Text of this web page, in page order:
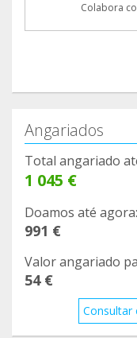
Colabora
Angariados
Total angariado
1 045 €
Doamos até agora:
991 €
Valor angariado
54 €
Consultar